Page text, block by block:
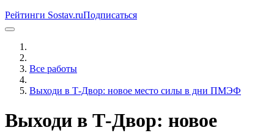
Рейтинги Sostav.ruПодписаться
Все работы
Выходи в Т-Двор: новое место силы в дни ПМЭФ
Выходи в Т-Двор: новое